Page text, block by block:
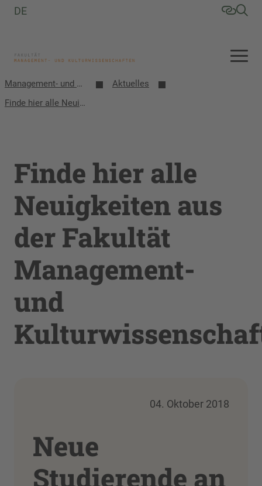
DE
Management- und Kulturwissenschaften
Aktuelles
Finde hier alle Neuigkeiten aus der Fakultät Management- und Kulturwissenschaften
Finde hier alle
Neuigkeiten aus
der Fakultät
Management-
und
04. Oktober 2018
Neue
Studierende an